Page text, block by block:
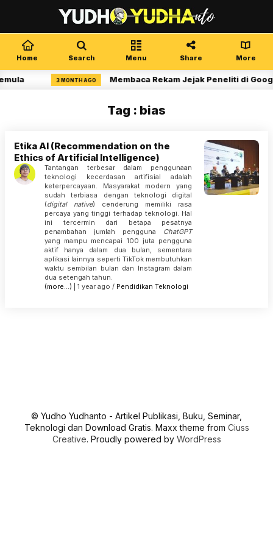
Home Search Menu Share More
3 MONTH AGO Membaca Rekam Jejak Peneliti di
Tag : bias
Etika AI (Recommendation on the
Ethics of Artificial Intelligence)
Tantangan terbesar dalam penggunaan
teknologi kecerdasan artifisial adalah
keterpercayaan. Masyarakat modern yang
sudah terbiasa dengan teknologi digital
(digital native) cenderung memiliki rasa
percaya yang tinggi terhadap teknologi. Hal
ini tercermin dari betapa pesatnya
penambahan jumlah pengguna ChatGPT
yang mampu mencapai 100 juta pengguna
aktif hanya dalam dua bulan, sementara
aplikasi lainnya seperti TikTok membutuhkan
waktu sembilan bulan dan Instagram dalam
dua setengah tahun.
(more…) | 1 year ago / Pendidikan Teknologi
© Yudho Yudhanto - Artikel Publikasi, Buku, Seminar,
Teknologi dan Download Gratis. Maxx theme from Ciuss
Creative. Proudly powered by WordPress